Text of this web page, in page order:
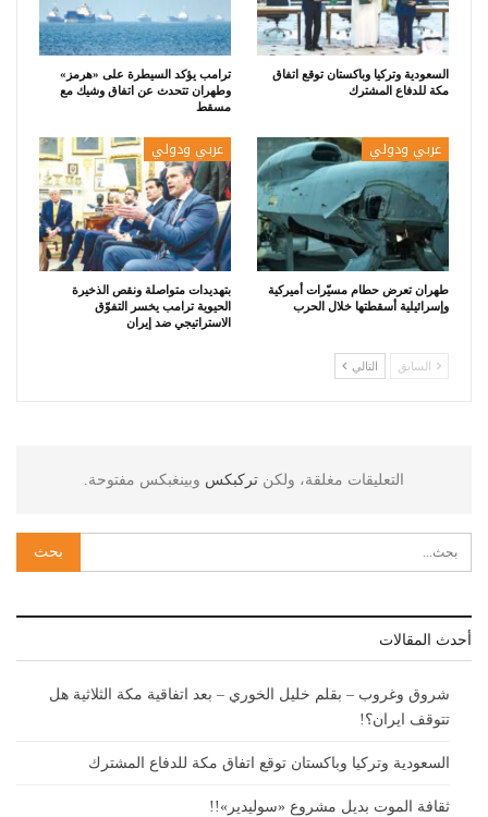
السعودية وتركيا وباكستان توقع اتفاق
مكة للدفاع المشترك
ترامب يؤكد السيطرة على «هرمز»
وطهران تتحدث عن اتفاق وشيك مع
مسقط
عربي ودولي
طهران تعرض حطام مسيّرات أميركية
وإسرائيلية أسقطتها خلال الحرب
عربي ودولي
بتهديدات متواصلة ونقص الذخيرة
الحيوية ترامب يخسر التفوّق
الاستراتيجي ضد إيران
السابق التالي
التعليقات مغلقة، ولكن تركبكس وبينغبكس مفتوحة.
أحدث المقالات
شروق وغروب – بقلم خليل الخوري – بعد اتفاقية مكة الثلاثية هل
تتوقف ايران؟!
السعودية وتركيا وباكستان توقع اتفاق مكة للدفاع المشترك
ثقافة الموت بديل مشروع «سوليدير»!!